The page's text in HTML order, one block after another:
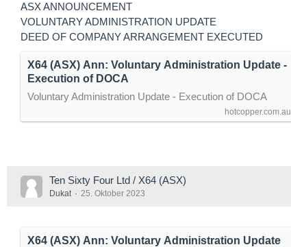
ASX ANNOUNCEMENT
VOLUNTARY ADMINISTRATION UPDATE
DEED OF COMPANY ARRANGEMENT EXECUTED
X64 (ASX) Ann: Voluntary Administration Update -
Execution of DOCA
Voluntary Administration Update - Execution of DOCA
hotcopper.com.au
Ten Sixty Four Ltd / X64 (ASX)
Dukat 25. Oktober 2023
X64 (ASX) Ann: Voluntary Administration Update